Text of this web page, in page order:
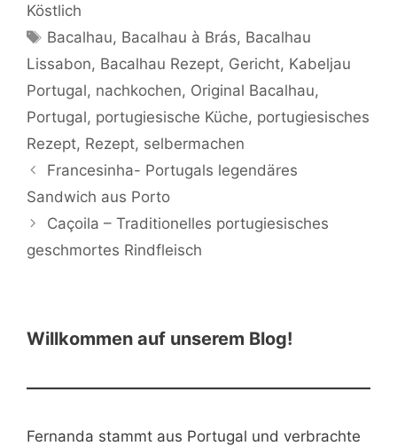
Köstlich
Schlagwörter
Bacalhau, Bacalhau à Brás, Bacalhau
Lissabon, Bacalhau Rezept, Gericht, Kabeljau
Portugal, nachkochen, Original Bacalhau,
Portugal, portugiesische Küche, portugiesisches
Rezept, Rezept, selbermachen
Francesinha- Portugals legendäres
Sandwich aus Porto
Caçoila – Traditionelles portugiesisches
geschmortes Rindfleisch
Willkommen auf unserem Blog!
Fernanda stammt aus Portugal und verbrachte